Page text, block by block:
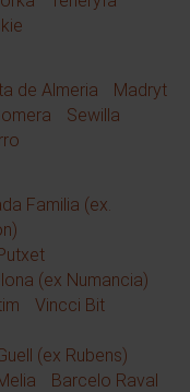
de Almeria
Madryt
Sewilla
Familia (ex.
(ex Numancia)
Vincci Bit
(ex Rubens)
Barcelo Raval